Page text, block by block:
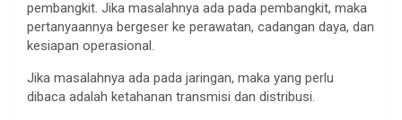
pembangkit. Jika masalahnya ada pada pembangkit, maka
pertanyaannya bergeser ke perawatan, cadangan daya, dan
kesiapan operasional.
Jika masalahnya ada pada jaringan, maka yang perlu
dibaca adalah ketahanan transmisi dan distribusi.